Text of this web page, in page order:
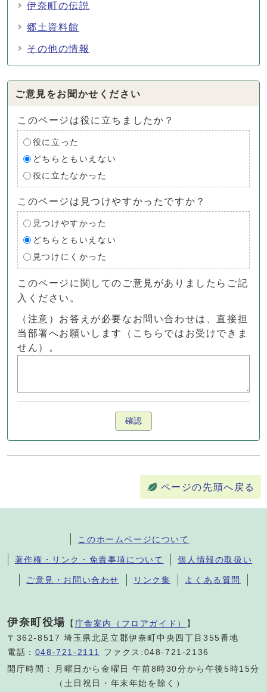
伊奈町の伝説
郷土資料館
その他の情報
ご意見をお聞かせください
このページは役に立ちましたか？
役に立った
どちらともいえない
役に立たなかった
このページは見つけやすかったですか？
見つけやすかった
どちらともいえない
見つけにくかった
このページに関してのご意見がありましたらご記
入ください。
（注意）お答えが必要なお問い合わせは、直接担
当部署へお願いします（こちらではお受けできま
せん）。
確認
ページの先頭へ戻る
このホームページについて
著作権・リンク・免責事項について 個人情報の取扱い
ご意見・お問い合わせ リンク集 よくある質問
伊奈町役場 【 庁舎案内（フロアガイド） 】
〒362-8517 埼玉県北足立郡伊奈町中央四丁目355番地
電話： 048-721-2111
ファクス:048-721-2136
開庁時間：
月曜日から金曜日 午前8時30分から午後5時15分
（土日祝日・年末年始を除く）